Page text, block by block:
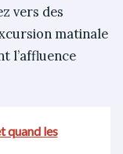
vers des
matinale
l’affluence
quand les